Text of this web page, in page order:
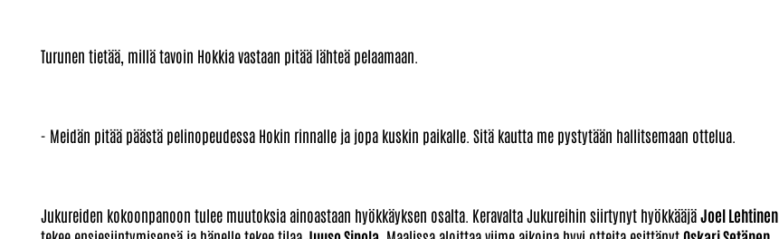
Turunen tietää, millä tavoin Hokkia vastaan pitää lähteä pelaamaan.
- Meidän pitää päästä pelinopeudessa Hokin rinnalle ja jopa kuskin paikalle. Sitä kautta me pystytään hallitsemaan ottelua.
Jukureiden kokoonpanoon tulee muutoksia ainoastaan hyökkäyksen osalta. Keravalta Jukureihin siirtynyt hyökkääjäJoel Lehtinen